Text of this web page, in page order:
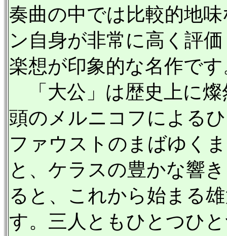
奏曲の中では比較的地
ン自身が非常に高く評
楽想が印象的な名作で
「大公」は歴史上に燦
頭のメルニコフによる
ファウストのまばゆく
と、ケラスの豊かな響
ると、これから始まる
す。三人ともひとつひ